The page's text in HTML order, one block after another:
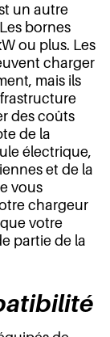
un autre
bornes
ou plus. Les
charger
mais ils
des coûts
de la
électrique,
et de la
vous
chargeur
votre
partie de la